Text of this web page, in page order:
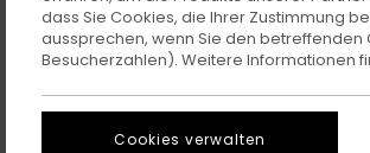
dass Sie Cookies, die Ihrer Zustimmung
aussprechen, wenn Sie den betreffenden
Besucherzahlen). Weitere Informationen
Cookies verwalten